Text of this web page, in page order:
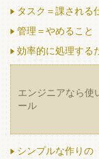
タスク＝課される
管理＝やめること
効率的に処理する
エンジニアなら使
ール
シンプルな作りの